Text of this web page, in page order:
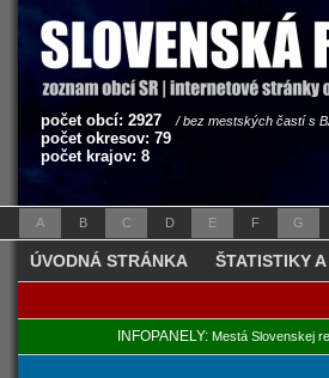
počet obcí: 2927 / bez mestských častí s
počet okresov: 79
počet krajov: 8
A B C D E F G
ÚVODNÁ STRÁNKA ŠTATISTIKY
INFOPANELY: Mestá Slovenskej